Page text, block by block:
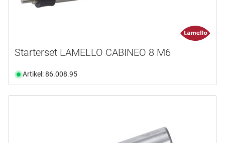
Starterset LAMELLO CABINEO 8 M6
Artikel: 86.008.95